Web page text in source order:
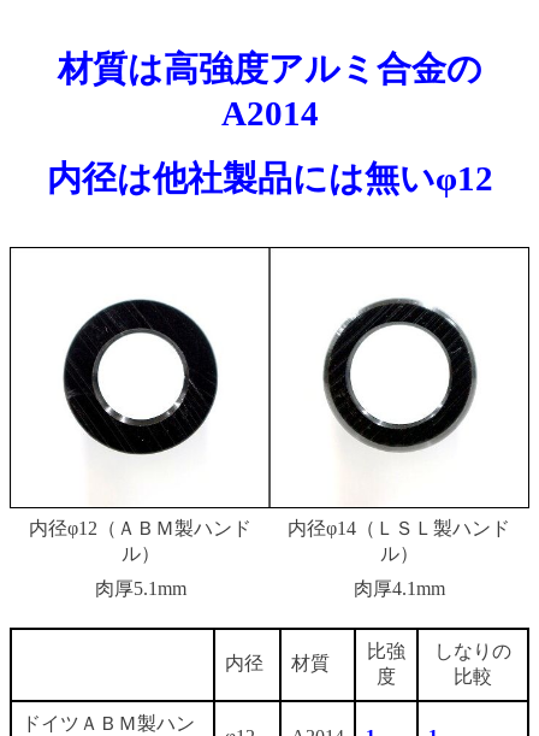
材質は高強度アルミ合金の
A2014
内径は他社製品には無いφ12
内径φ12（ＡＢＭ製ハンド
ル）
内径φ14（ＬＳＬ製ハンド
ル）
肉厚5.1mm
肉厚4.1mm
内径 材質
比強
度
しなりの
比較
ドイツＡＢＭ製ハン